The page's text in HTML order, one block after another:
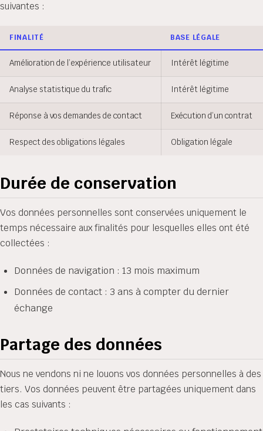
suivantes :
FINALITÉ BASE LÉGALE
Amélioration de l’expérience utilisateur Intérêt légitime
Analyse statistique du trafic Intérêt légitime
Réponse à vos demandes de contact Exécution d’un contrat
Respect des obligations légales Obligation légale
Durée de conservation
Vos données personnelles sont conservées uniquement le
temps nécessaire aux finalités pour lesquelles elles ont été
collectées :
Données de navigation : 13 mois maximum
Données de contact : 3 ans à compter du dernier
échange
Partage des données
Nous ne vendons ni ne louons vos données personnelles à des
tiers. Vos données peuvent être partagées uniquement dans
les cas suivants :